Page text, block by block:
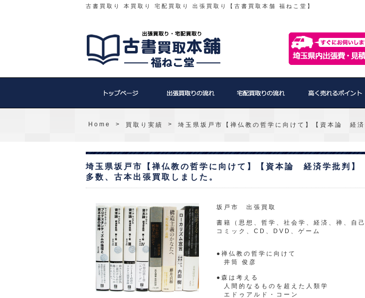
古書買取り 本買取り 宅配買取り 出張買取り【古書買取本舗 福ねこ堂】
Home > 買取り実績 > 埼玉県坂戸市【禅仏教の哲学に向けて】【資本論 経
埼玉県坂戸市【禅仏教の哲学に向けて】【資本論 経済学批判】
多数、古本出張買取しました。
坂戸市 出張買取
書籍（思想、哲学、社会学、経済、禅、自
コミック、CD、DVD、ゲーム
●禅仏教の哲学に向けて
井筒 俊彦
●森は考える
人間的なるものを超えた人類学
エドゥアルド・コーン